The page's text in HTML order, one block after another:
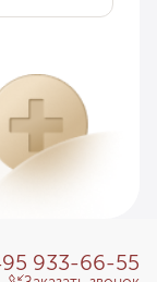
933-66-55